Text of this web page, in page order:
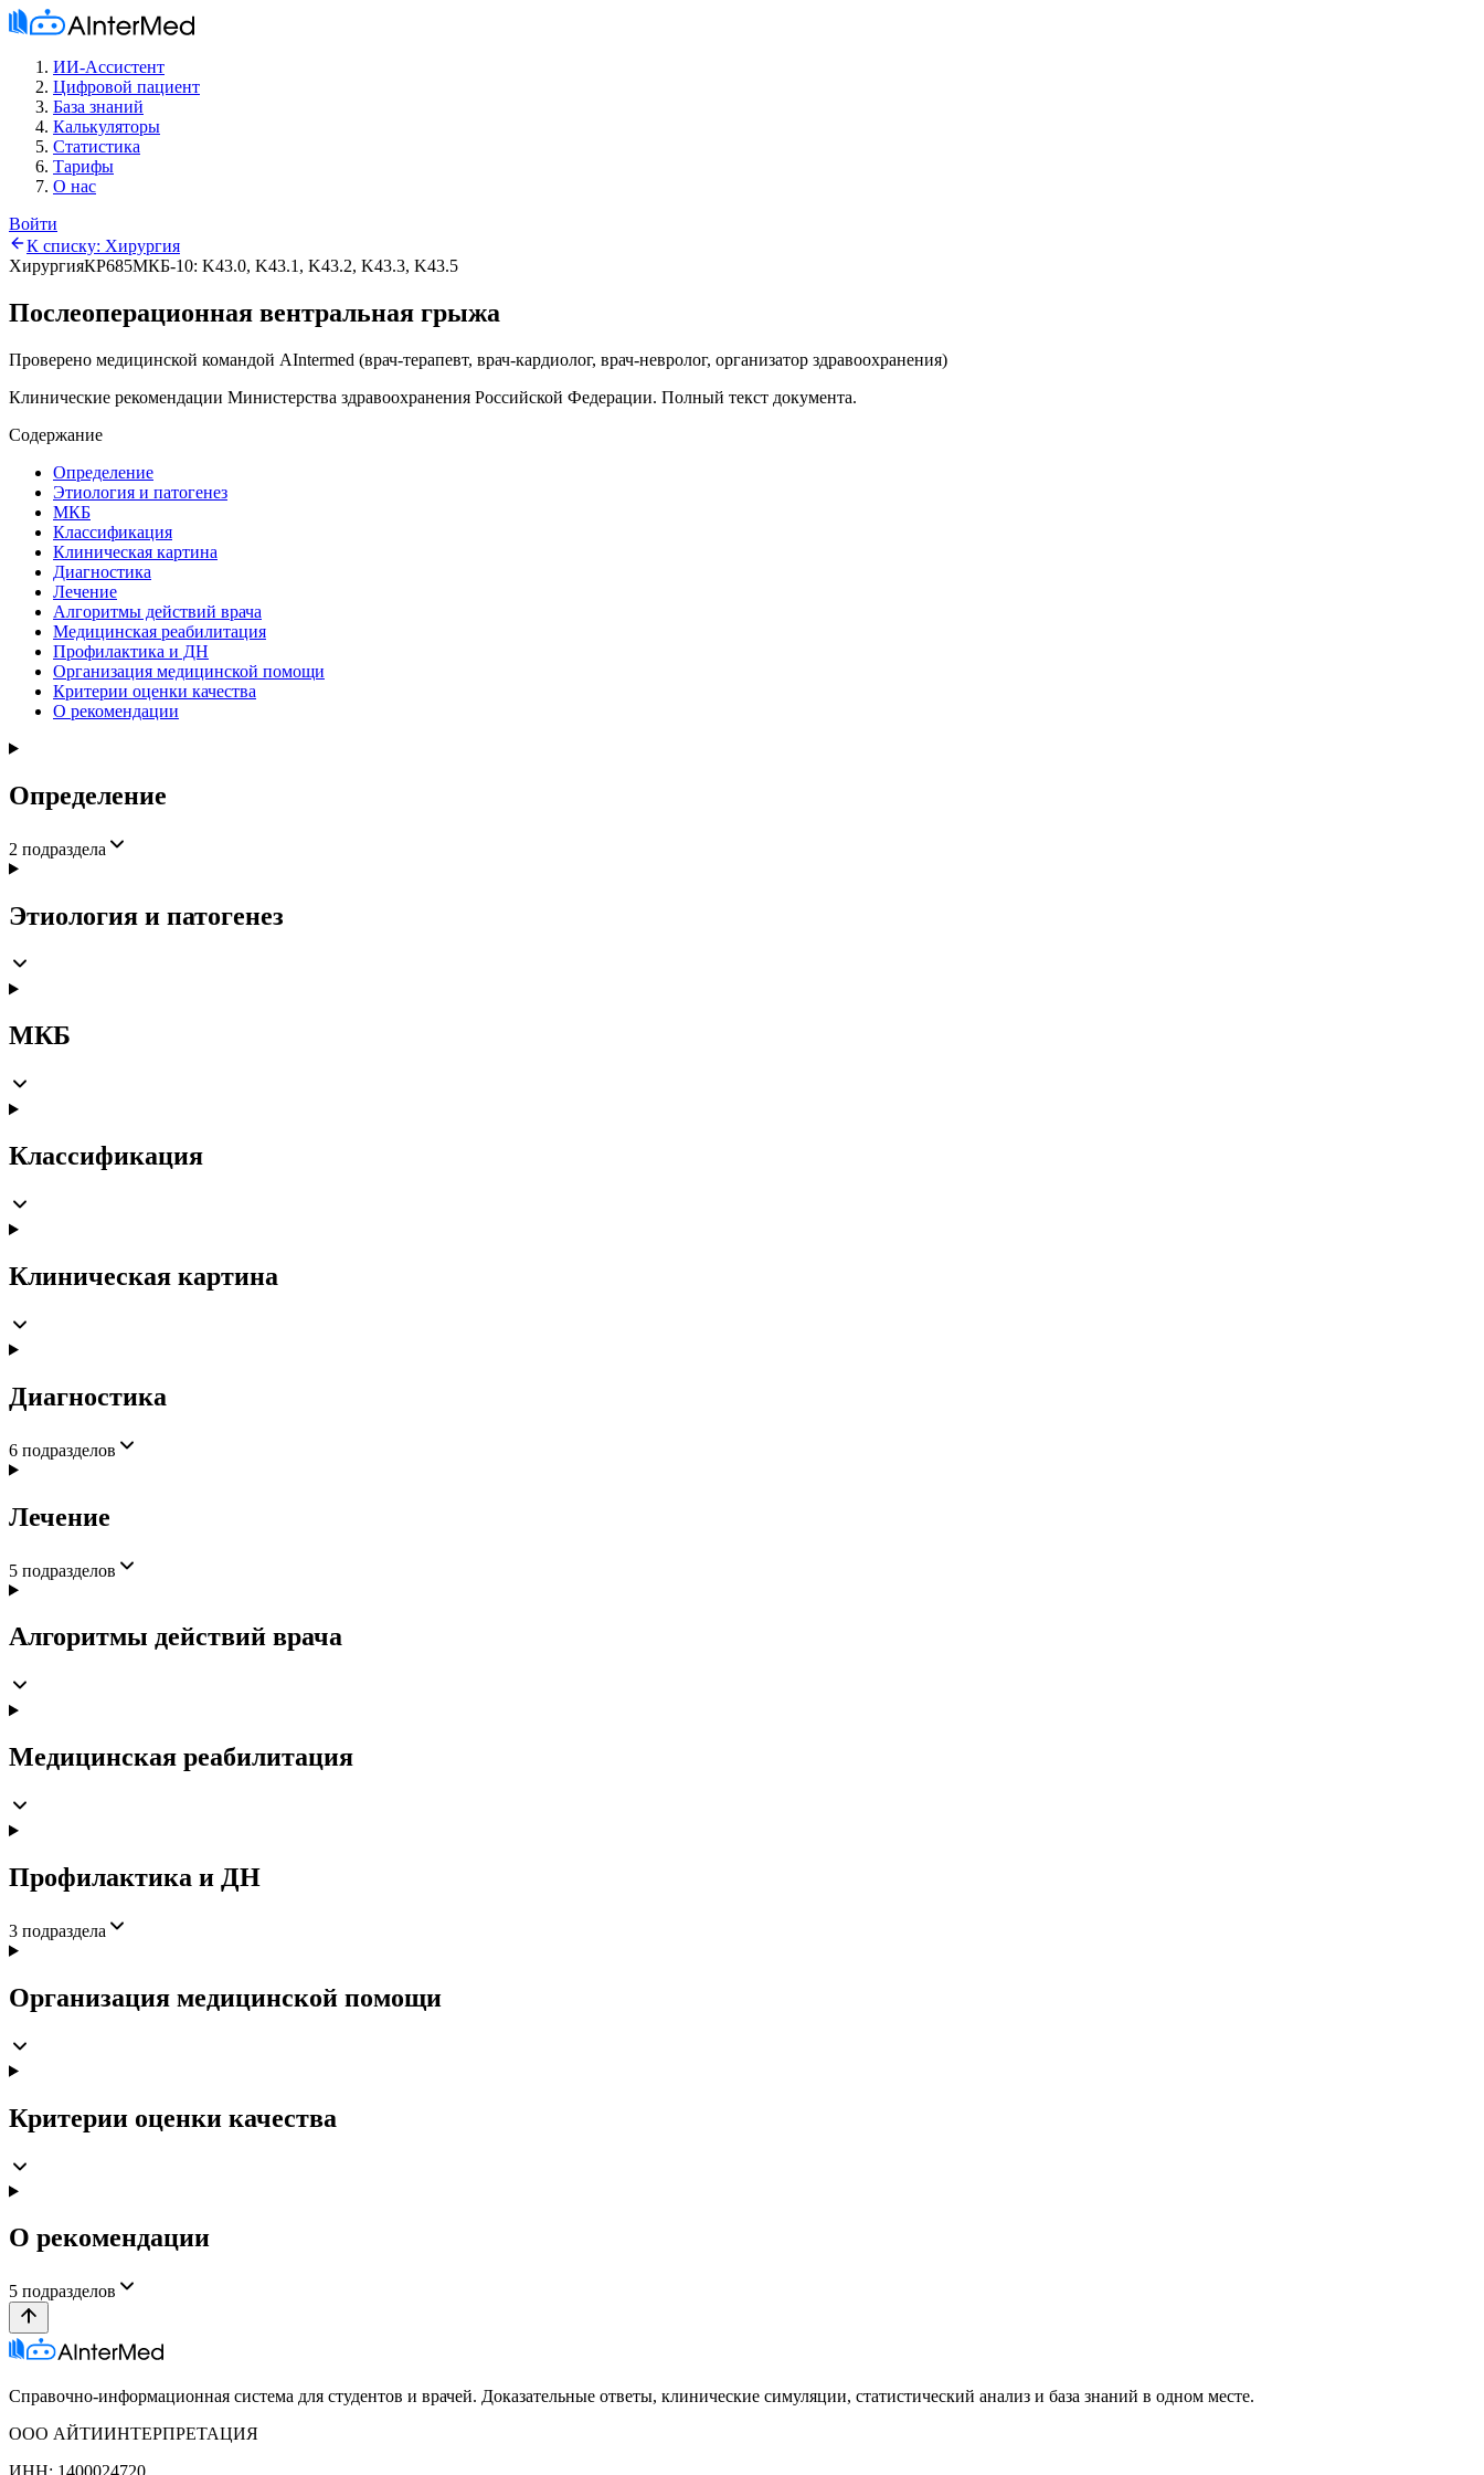
ИИ-Ассистент
Цифровой пациент
База знаний
Калькуляторы
Статистика
Тарифы
О нас
Войти
К списку: Хирургия
ХирургияКР685МКБ-10: K43.0, K43.1, K43.2, K43.3, K43.5
Послеоперационная вентральная грыжа
Проверено медицинской командой AIntermed (врач-терапевт, врач-кардиолог, врач-невролог, организатор здравоохранения)
Клинические рекомендации Министерства здравоохранения Российской Федерации. Полный текст документа.
Содержание
Определение
Этиология и патогенез
МКБ
Классификация
Клиническая картина
Диагностика
Лечение
Алгоритмы действий врача
Медицинская реабилитация
Профилактика и ДН
Организация медицинской помощи
Критерии оценки качества
О рекомендации
Определение
2 подраздела
Этиология и патогенез
МКБ
Классификация
Клиническая картина
Диагностика
6 подразделов
Лечение
5 подразделов
Алгоритмы действий врача
Медицинская реабилитация
Профилактика и ДН
3 подраздела
Организация медицинской помощи
Критерии оценки качества
О рекомендации
5 подразделов
Справочно-информационная система для студентов и врачей. Доказательные ответы, клинические симуляции, статистический анализ и база знаний в одном месте.
ООО АЙТИИНТЕРПРЕТАЦИЯ